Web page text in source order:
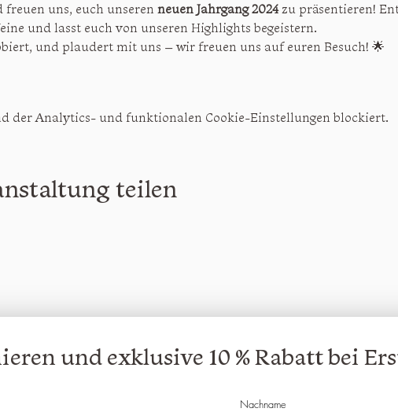
uns, euch unseren neuen Jahrgang 2024 zu präsentieren!
und lasst euch von unseren Highlights begeistern.
und plaudert mit uns – wir freuen uns auf euren Besuch! 🌟
der Analytics- und funktionalen Cookie-Einstellungen blockiert.
teilen
und exklusive 10 % Rabatt bei
Nachname